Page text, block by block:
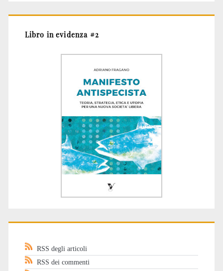
Libro in evidenza #2
RSS degli articoli
RSS dei commenti